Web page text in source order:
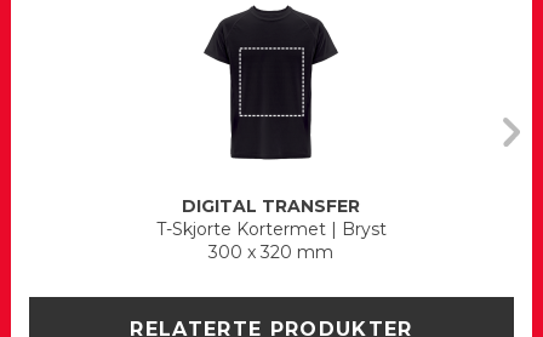
DIGITAL TRANSFER
T-Skjorte Kortermet | Bryst
300 x 320 mm
RELATERTE PRODUKTER